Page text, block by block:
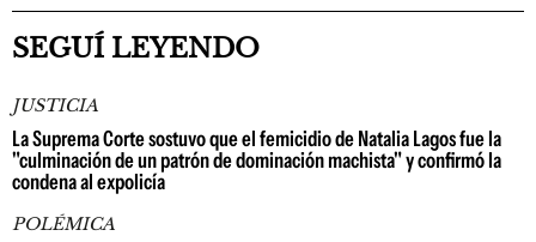
SEGUÍ LEYENDO
JUSTICIA
La Suprema Corte sostuvo que el femicidio de Natalia Lagos fue la
"culminación de un patrón de dominación machista" y confirmó la
condena al expolicía
POLÉMICA